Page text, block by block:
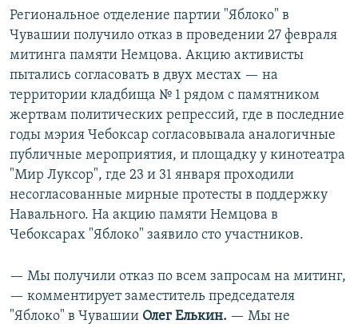
Региональное отделение партии "Яблоко" в
Чувашии получило отказ в проведении 27 февраля
митинга памяти Немцова. Акцию активисты
пытались согласовать в двух местах — на
территории кладбища № 1 рядом с памятником
жертвам политических репрессий, где в последние
годы мэрия Чебоксар согласовывала аналогичные
публичные мероприятия, и площадку у кинотеатра
"Мир Луксор", где 23 и 31 января проходили
несогласованные мирные протесты в поддержку
Навального. На акцию памяти Немцова в
Чебоксарах "Яблоко" заявило сто участников.
— Мы получили отказ по всем запросам на митинг,
— комментирует заместитель председателя
"Яблоко" в Чувашии Олег Елькин. — Мы не